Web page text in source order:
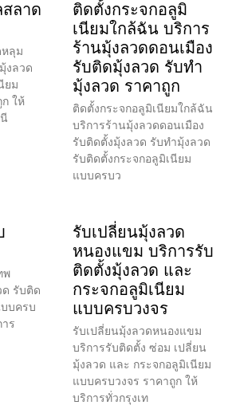
ลาด
ลุม
งลวด
ยม
ให้
ติดตั้งกระจกอลูมิ
เนียมใกล้ฉัน บริการ
ร้านมุ้งลวดดอนเมือง
รับติดมุ้งลวด รับทำ
มุ้งลวด ราคาถูก
ติดตั้งกระจกอลูมิเนียมใกล้ฉัน
บริการร้านมุ้งลวดดอนเมือง
รับติดตั้งมุ้งลวด รับทำมุ้งลวด
รับติดตั้งกระจกอลูมิเนียม
แบบครบว
พ
ด รับติด
บครบ
ร
รับเปลี่ยนมุ้งลวด
หนองแขม บริการรับ
ติดตั้งมุ้งลวด และ
กระจกอลูมิเนียม
แบบครบวงจร
รับเปลี่ยนมุ้งลวดหนองแขม
บริการรับติดตั้ง ซ่อม เปลี่ยน
มุ้งลวด และ กระจกอลูมิเนียม
แบบครบวงจร ราคาถูก ให้
บริการทั่วกรุงเท